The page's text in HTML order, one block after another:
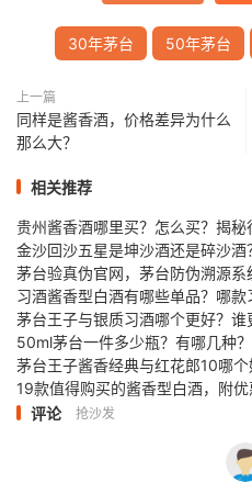
30年茅台 50年茅台
上一篇
同样是酱香酒，价格差异为什么
那么大？
相关推荐
贵州酱香酒哪里买？怎么买？揭秘
金沙回沙五星是坤沙酒还是碎沙酒
茅台验真伪官网，茅台防伪溯源系
习酒酱香型白酒有哪些单品？哪款
茅台王子与银质习酒哪个更好？谁
50ml茅台一件多少瓶？有哪几种？
茅台王子酱香经典与红花郎10哪
19款值得购买的酱香型白酒，附
评论
抢沙发